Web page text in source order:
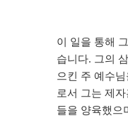
이 일을 통해
습니다. 그의
으킨 주 예수
로서 그는 제
들을 양육했으